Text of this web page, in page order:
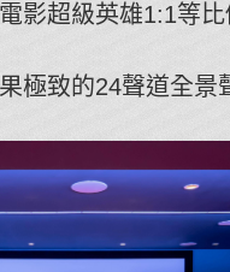
影超級英雄1:1等
極致的24聲道全景